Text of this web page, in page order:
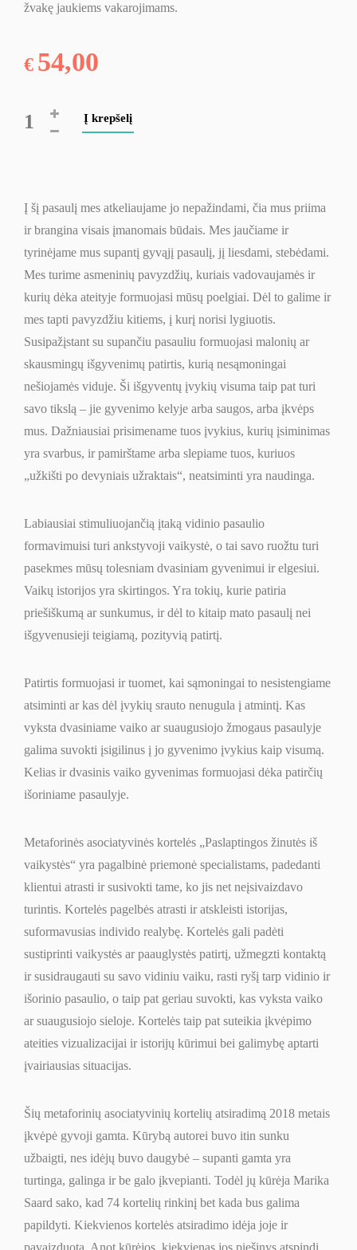
žvakę jaukiems vakarojimams.
€ 54,00
produkto
PASLAPTINGOS
ŽINUTĖS
IŠ
VAIKYSTĖS
Į krepšelį
Į šį pasaulį mes atkeliaujame jo nepažindami, čia mus priima
ir brangina visais įmanomais būdais. Mes jaučiame ir
tyrinėjame mus supantį gyvąjį pasaulį, jį liesdami, stebėdami.
Mes turime asmeninių pavyzdžių, kuriais vadovaujamės ir
kurių dėka ateityje formuojasi mūsų poelgiai. Dėl to galime ir
mes tapti pavyzdžiu kitiems, į kurį norisi lygiuotis.
Susipažįstant su supančiu pasauliu formuojasi malonių ar
skausmingų išgyvenimų patirtis, kurią nesąmoningai
nešiojamės viduje. Ši išgyventų įvykių visuma taip pat turi
savo tikslą – jie gyvenimo kelyje arba saugos, arba įkvėps
mus. Dažniausiai prisimename tuos įvykius, kurių įsiminimas
yra svarbus, ir pamirštame arba slepiame tuos, kuriuos
„užkišti po devyniais užraktais“, neatsiminti yra naudinga.
Labiausiai stimuliuojančią įtaką vidinio pasaulio
formavimuisi turi ankstyvoji vaikystė, o tai savo ruožtu turi
pasekmes mūsų tolesniam dvasiniam gyvenimui ir elgesiui.
Vaikų istorijos yra skirtingos. Yra tokių, kurie patiria
priešiškumą ar sunkumus, ir dėl to kitaip mato pasaulį nei
išgyvenusieji teigiamą, pozityvią patirtį.
Patirtis formuojasi ir tuomet, kai sąmoningai to nesistengiame
atsiminti ar kas dėl įvykių srauto nenugula į atmintį. Kas
vyksta dvasiniame vaiko ar suaugusiojo žmogaus pasaulyje
galima suvokti įsigilinus į jo gyvenimo įvykius kaip visumą.
Kelias ir dvasinis vaiko gyvenimas formuojasi dėka patirčių
išoriniame pasaulyje.
Metaforinės asociatyvinės kortelės „Paslaptingos žinutės iš
vaikystės“ yra pagalbinė priemonė specialistams, padedanti
klientui atrasti ir susivokti tame, ko jis net neįsivaizdavo
turintis. Kortelės pagelbės atrasti ir atskleisti istorijas,
suformavusias individo realybę. Kortelės gali padėti
sustiprinti vaikystės ar paauglystės patirtį, užmegzti kontaktą
ir susidraugauti su savo vidiniu vaiku, rasti ryšį tarp vidinio ir
išorinio pasaulio, o taip pat geriau suvokti, kas vyksta vaiko
ar suaugusiojo sieloje. Kortelės taip pat suteikia įkvėpimo
ateities vizualizacijai ir istorijų kūrimui bei galimybę aptarti
įvairiausias situacijas.
Šių metaforinių asociatyvinių kortelių atsiradimą 2018 metais
įkvėpė gyvoji gamta. Kūrybą autorei buvo itin sunku
užbaigti, nes idėjų buvo daugybė – supanti gamta yra
turtinga, galinga ir be galo įkvepianti. Todėl jų kūrėja Marika
Saard sako, kad 74 kortelių rinkinį bet kada bus galima
papildyti. Kiekvienos kortelės atsiradimo idėja joje ir